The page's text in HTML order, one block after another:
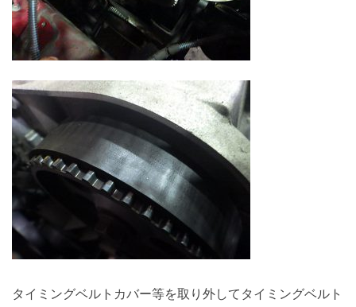
タイミングベルトカバー等を取り外してタイミングベルト